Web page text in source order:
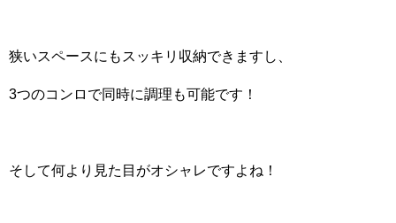
狭いスペースにもスッキリ収納できますし、
3つのコンロで同時に調理も可能です！
そして何より見た目がオシャレですよね！